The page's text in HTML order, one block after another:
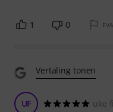
1 0
Vertaling tonen
UF uke